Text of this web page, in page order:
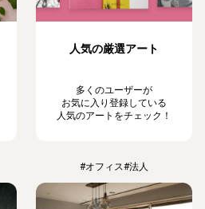
人気の厳選アート
多くのユーザーが
お気に入り登録している
人気のアートをチェック！
#オフィス#法人